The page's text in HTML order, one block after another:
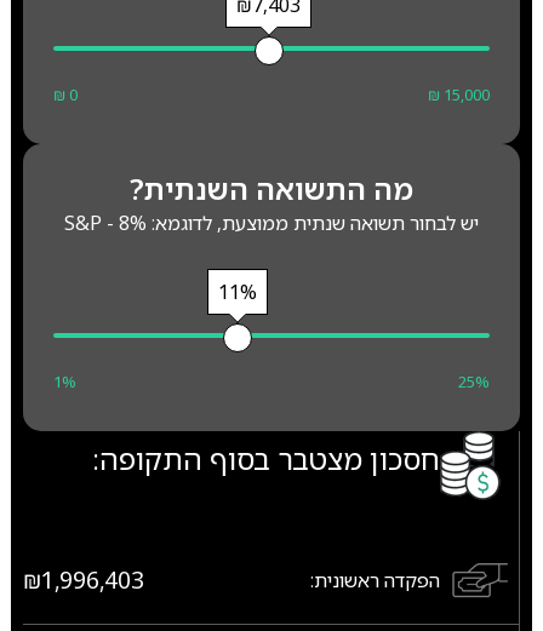
₪7,403
₪ 0 ₪ 15,000
מה התשואה השנתית?
יש לבחור תשואה שנתית ממוצעת, לדוגמא: S&P - 8%
11%
1% 25%
חסכון מצטבר בסוף התקופה:
הפקדה ראשונית: ₪1,996,403